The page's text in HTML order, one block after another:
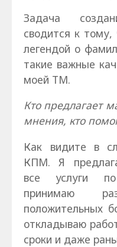
Задача
сводится к тому,
легендой о
такие важные
моей ТМ.
Кто предлагает
мнения, кто
Как видите в
КПМ. Я
все услуги
принимаю
положительных
откладываю
сроки и даже